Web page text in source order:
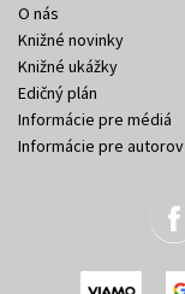
O nás
Knižné novinky
Knižné ukážky
Edičný plán
Informácie pre médiá
Informácie pre autorov